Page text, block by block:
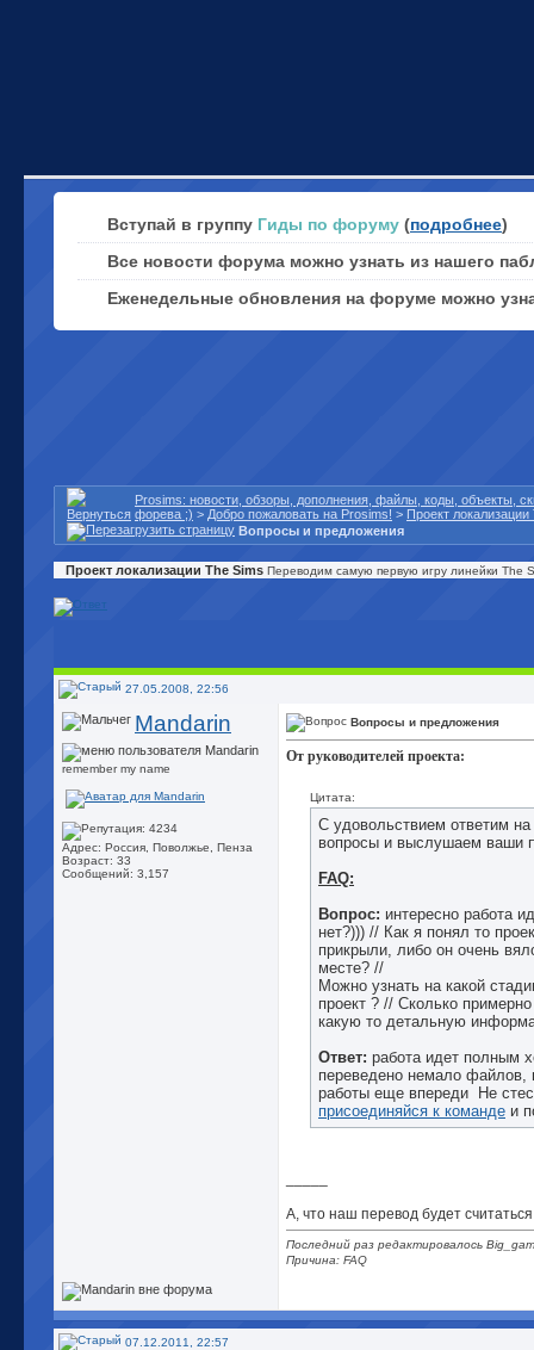
Вступай в группу Гиды по форуму (подробнее)
Все новости форума можно узнать из нашего
Еженедельные обновления на форуме можно
Prosims: новости, обзоры, дополнения, файлы, коды, объекты,
форева ;) > Добро пожаловать на Prosims! > Проект локализации
Вопросы и предложения
Проект локализации The Sims Переводим самую первую игру линейки The
27.05.2008, 22:56
Mandarin
remember my name
Адрес: Россия, Поволжье, Пенза
Возраст: 33
Сообщений: 3,157
Вопросы и предложения
От руководителей проекта:
Цитата:
С удовольствием ответим
вопросы и выслушаем ваши
FAQ:
Вопрос: интересно работа
нет?))) // Как я понял то
прикрыли, либо он очень
месте? //
Можно узнать на какой
проект ? // Сколько
какую то детальную
Ответ: работа идет полным
переведено немало файлов,
работы еще впереди
Не
присоединяйся к команде и
А, что наш перевод будет
Последний раз редактировалось
Причина: FAQ
07.12.2011, 22:57